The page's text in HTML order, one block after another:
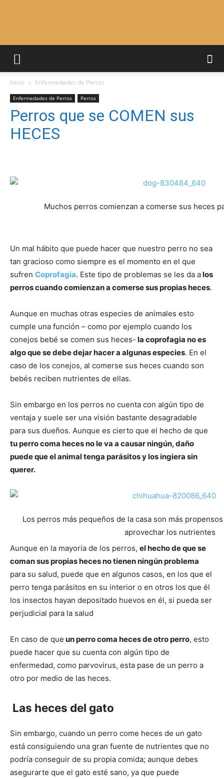
Adiestrar
Razas
Perros
–
de
Cachorros
Inicio Enfermedades de Perros
Enfermedades de Perros Perros
Perros que se COMEN sus
HECES
Muchos perros comienzan a comerse sus heces
Un mal hábito que puede hacer que nuestro perro no sea
tan gracioso como siempre es el momento en el que
sufren Coprofagia. Este tipo de problemas se les da alos
perros cuando comienzan a comerse sus propias heces.
Aunque en muchas otras especies de animales esto
cumple una función – como por ejemplo cuando los
conejos bebé se comen sus heces- la coprofagia no es
algo que se debe dejar hacer a algunas especies. En el
caso de los conejos, al comerse sus heces cuando son
bebés reciben nutrientes de ellas.
Sin embargo en los perros no cuenta con algún tipo de
ventaja y suele ser una visión bastante desagradable
para sus dueños. Aunque es cierto que el hecho de que
tu perro coma heces no le va a causar ningún, daño
puede que el animal tenga parásitos y los ingiera sin
querer.
Los perros más pequeños de la casa son más
aprovechar los nutrientes
Aunque en la mayoría de los perros, el hecho de que se
coman sus propias heces no tienen ningún problema
para su salud, puede que en algunos casos, en los que el
perro tenga parásitos en su interior o en otros los que él
los insectos hayan depositado huevos en él, si pueda ser
perjudicial para la salud
En caso de que un perro coma heces de otro perro, esto
puede hacer que su cuenta con algún tipo de
enfermedad, como parvovirus, esta pase de un perro a
otro por medio de las heces.
Las heces del gato
Sin embargo, cuando un perro come heces de un gato
está consiguiendo una gran fuente de nutrientes que no
podría conseguir de su propia comida; aunque debes
asegurarte que el gato esté sano, ya que puede